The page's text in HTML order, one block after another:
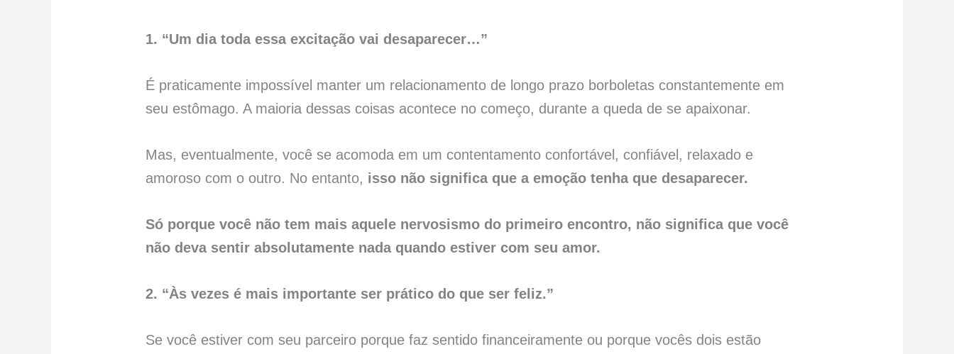
1. “Um dia toda essa excitação vai desaparecer…”
É praticamente impossível manter um relacionamento de longo prazo borboletas constantemente em
seu estômago. A maioria dessas coisas acontece no começo, durante a queda de se apaixonar.
Mas, eventualmente, você se acomoda em um contentamento confortável, confiável, relaxado e
amoroso com o outro. No entanto, isso não significa que a emoção tenha que desaparecer.
Só porque você não tem mais aquele nervosismo do primeiro encontro, não significa que você
não deva sentir absolutamente nada quando estiver com seu amor.
2. “Às vezes é mais importante ser prático do que ser feliz.”
Se você estiver com seu parceiro porque faz sentido financeiramente ou porque vocês dois estão